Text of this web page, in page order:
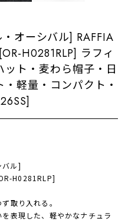
オーシバル] RAFFIA
H0281RLP] ラフィ
ト・麦わら帽子・日
軽量・コンパクト・
バル]
H0281RLP]
取り入れる。
表現した、軽やかなナチュラ